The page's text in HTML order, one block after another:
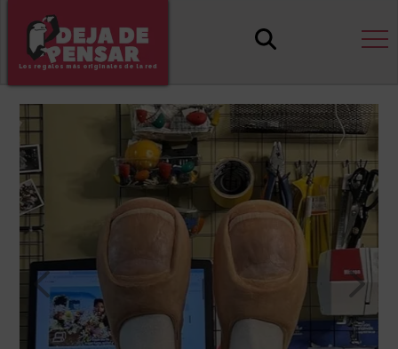
Los regalos más originales de la red